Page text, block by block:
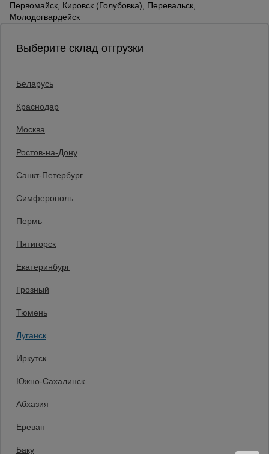
Первомайск, Кировск (Голубовка), Перевальск,
Молодогвардейск
Выберите склад отгрузки
Беларусь
Краснодар
Москва
Ростов-на-Дону
Санкт-Петербург
Симферополь
Пермь
Пятигорск
Екатеринбург
Грозный
Тюмень
Луганск
Иркутск
Южно-Сахалинск
Абхазия
Ереван
Баку
О компании
Франшиза
Контакты
Защитные конструкции
Заказать звонок
бесплатно по России
+7 (959) 551-00-06
Заказать звонок
Пн-Пт: с 08:00 до 17:00,
Принимаем к оплате
Все права защищены и охраняются законом. © 2008-2026 ООО
«Промышленник» Продажа строительных конструкций и другого
данных и пользовательского соглашения каждый раз, когда оставляете